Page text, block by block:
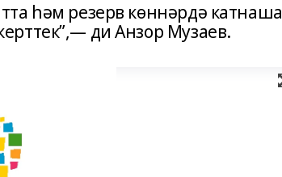
һәм резерв көннәрдә катнаша
ди Анзор Музаев.